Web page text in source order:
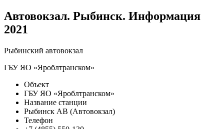
Автовокзал. Рыбинск. Информация
2021
Рыбинский автовокзал
ГБУ ЯО «Яроблтранском»
Объект
ГБУ ЯО «Яроблтранском»
Название станции
Рыбинск АВ (Автовокзал)
Телефон